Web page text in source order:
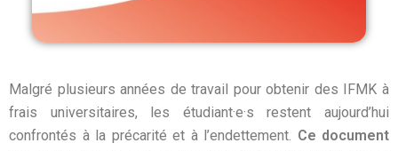
Malgré plusieurs années de travail pour obtenir des IFMK à
frais universitaires, les étudiant·e·s restent aujourd’hui
confrontés à la précarité et à l’endettement. Ce document